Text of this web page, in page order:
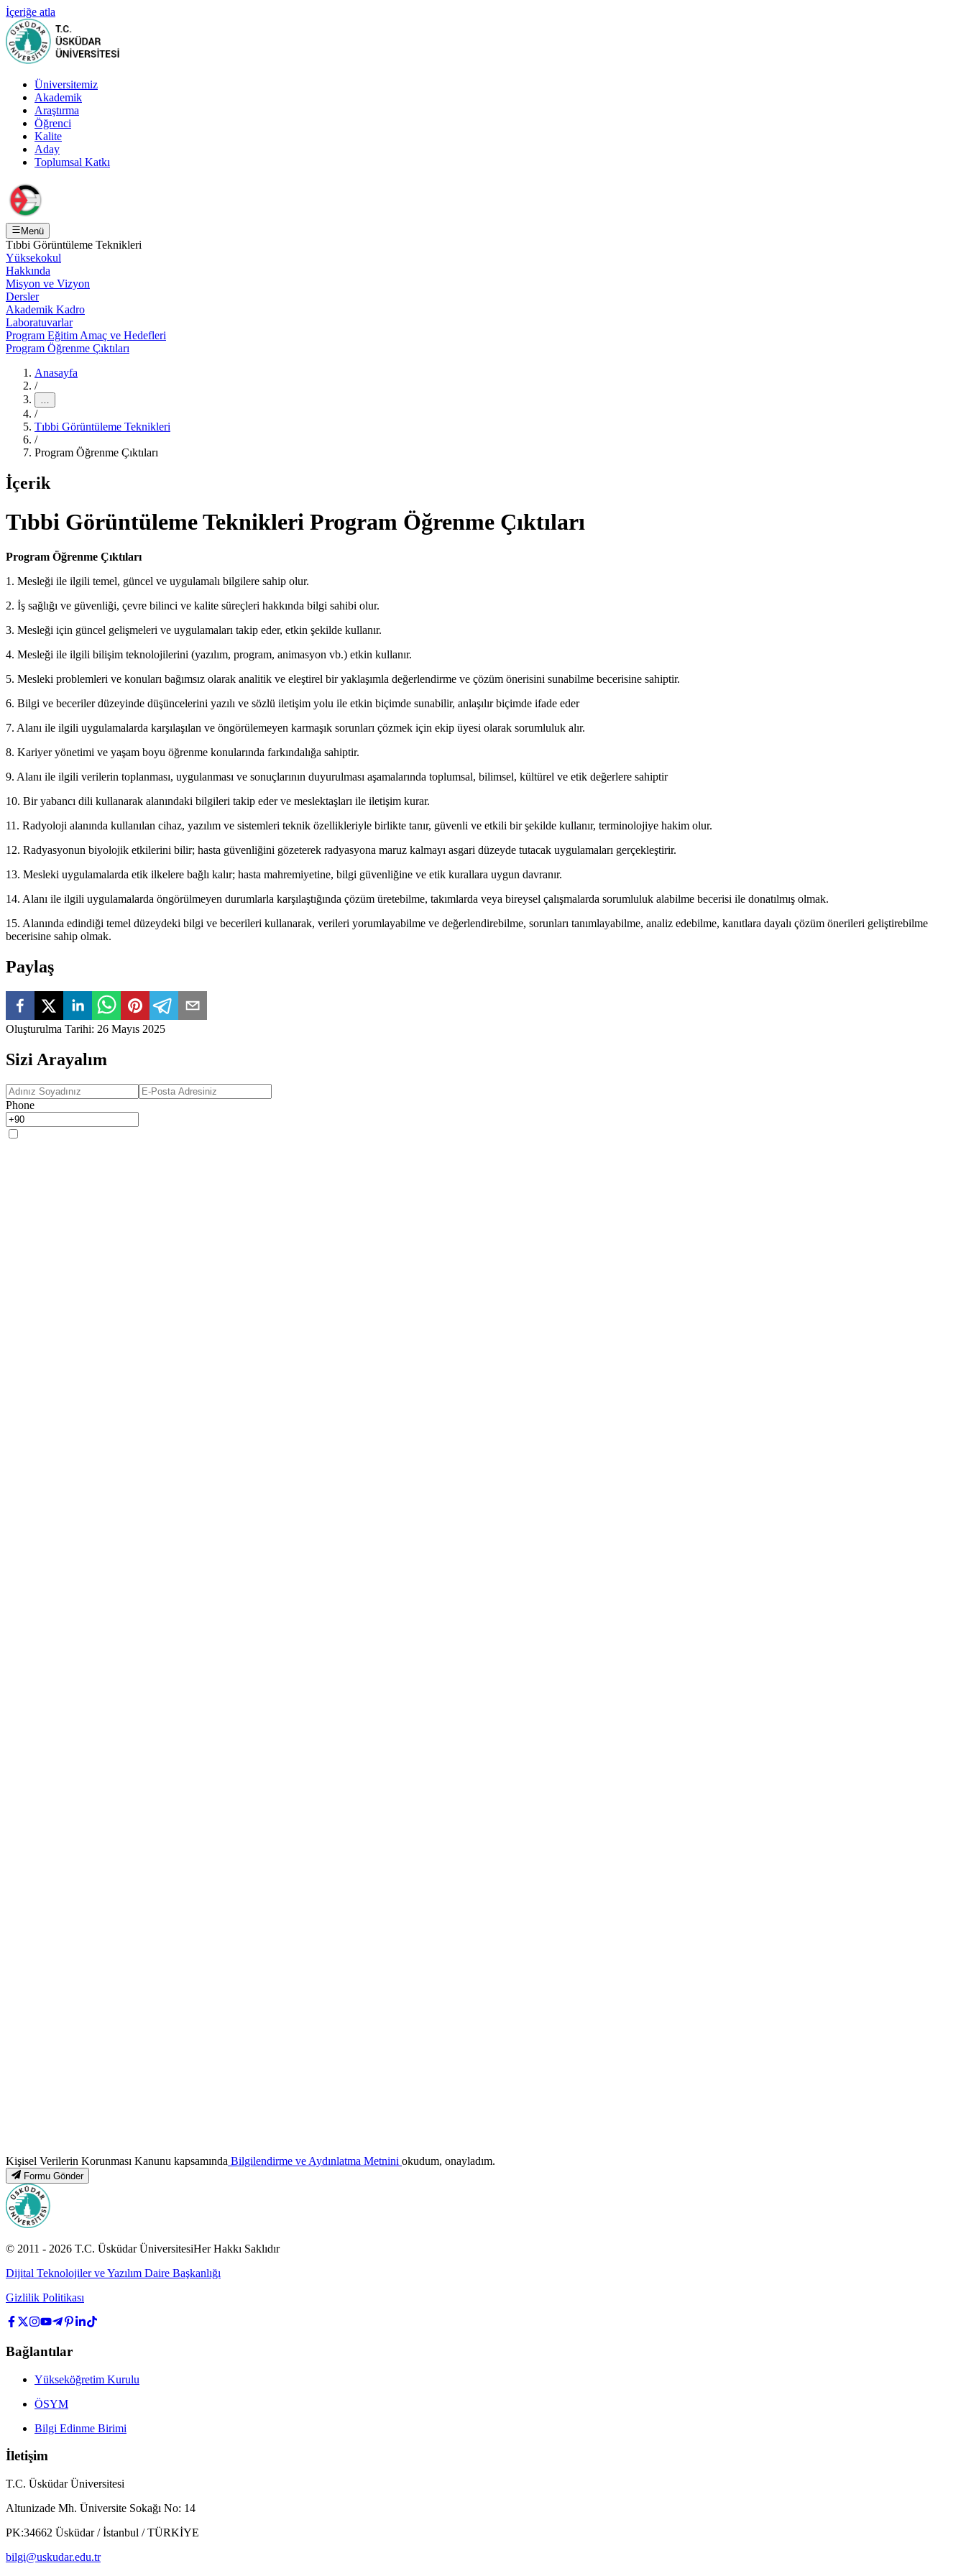
İçeriğe atla
Üniversitemiz
Akademik
Araştırma
Öğrenci
Kalite
Aday
Toplumsal Katkı
Menü
Tıbbi Görüntüleme Teknikleri
Yüksekokul
Hakkında
Misyon ve Vizyon
Dersler
Akademik Kadro
Laboratuvarlar
Program Eğitim Amaç ve Hedefleri
Program Öğrenme Çıktıları
Anasayfa
/
…
/
Tıbbi Görüntüleme Teknikleri
/
Program Öğrenme Çıktıları
İçerik
Tıbbi Görüntüleme Teknikleri Program Öğrenme Çıktıları
Program Öğrenme Çıktıları
1. Mesleği ile ilgili temel, güncel ve uygulamalı bilgilere sahip olur.
2. İş sağlığı ve güvenliği, çevre bilinci ve kalite süreçleri hakkında bilgi sahibi olur.
3. Mesleği için güncel gelişmeleri ve uygulamaları takip eder, etkin şekilde kullanır.
4. Mesleği ile ilgili bilişim teknolojilerini (yazılım, program, animasyon vb.) etkin kullanır.
5. Mesleki problemleri ve konuları bağımsız olarak analitik ve eleştirel bir yaklaşımla değerlendirme ve çözüm önerisini sunabilme becerisine sahiptir.
6. Bilgi ve beceriler düzeyinde düşüncelerini yazılı ve sözlü iletişim yolu ile etkin biçimde sunabilir, anlaşılır biçimde ifade eder
7. Alanı ile ilgili uygulamalarda karşılaşılan ve öngörülemeyen karmaşık sorunları çözmek için ekip üyesi olarak sorumluluk alır.
8. Kariyer yönetimi ve yaşam boyu öğrenme konularında farkındalığa sahiptir.
9. Alanı ile ilgili verilerin toplanması, uygulanması ve sonuçlarının duyurulması aşamalarında toplumsal, bilimsel, kültürel ve etik değerlere sahiptir
10. Bir yabancı dili kullanarak alanındaki bilgileri takip eder ve meslektaşları ile iletişim kurar.
11. Radyoloji alanında kullanılan cihaz, yazılım ve sistemleri teknik özellikleriyle birlikte tanır, güvenli ve etkili bir şekilde kullanır, terminolojiye hakim olur.
12. Radyasyonun biyolojik etkilerini bilir; hasta güvenliğini gözeterek radyasyona maruz kalmayı asgari düzeyde tutacak uygulamaları gerçekleştirir.
13. Mesleki uygulamalarda etik ilkelere bağlı kalır; hasta mahremiyetine, bilgi güvenliğine ve etik kurallara uygun davranır.
14. Alanı ile ilgili uygulamalarda öngörülmeyen durumlarla karşılaştığında çözüm üretebilme, takımlarda veya bireysel çalışmalarda sorumluluk alabilme becerisi ile donatılmış olmak.
15. Alanında edindiği temel düzeydeki bilgi ve becerileri kullanarak, verileri yorumlayabilme ve değerlendirebilme, sorunları tanımlayabilme, analiz edebilme, kanıtlara dayalı çözüm önerileri geliştirebilme
becerisine sahip olmak.
Paylaş
Oluşturulma Tarihi: 26 Mayıs 2025
Sizi Arayalım
Phone
Kişisel Verilerin Korunması Kanunu kapsamında Bilgilendirme ve Aydınlatma Metnini okudum, onayladım.
Formu Gönder
© 2011 - 2026 T.C. Üsküdar ÜniversitesiHer Hakkı Saklıdır
Dijital Teknolojiler ve Yazılım Daire Başkanlığı
Gizlilik Politikası
Bağlantılar
Yükseköğretim Kurulu
ÖSYM
Bilgi Edinme Birimi
İletişim
T.C. Üsküdar Üniversitesi
Altunizade Mh. Üniversite Sokağı No: 14
PK:34662 Üsküdar / İstanbul / TÜRKİYE
bilgi@uskudar.edu.tr